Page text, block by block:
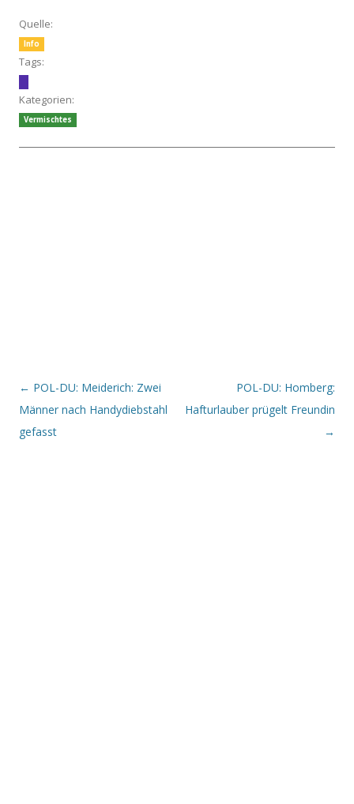
Quelle:
Info
Tags:
Kategorien:
Vermischtes
Beitrags-Navigation
← POL-DU: Meiderich: Zwei
Männer nach Handydiebstahl
gefasst
POL-DU: Homberg:
Hafturlauber prügelt Freundin
→